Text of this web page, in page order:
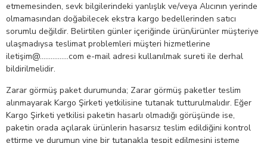
etmemesinden, sevk bilgilerindeki yanlışlık ve/veya Alıcının yerinde
olmamasından doğabilecek ekstra kargo bedellerinden satıcı
sorumlu değildir. Belirtilen günler içeriğinde ürün/ürünler müşteriye
ulaşmadıysa teslimat problemleri müşteri hizmetlerine
iletişim@…………….com e-mail adresi kullanılmak sureti ile derhal
bildirilmelidir.
Zarar görmüş paket durumunda; Zarar görmüş paketler teslim
alınmayarak Kargo Şirketi yetkilisine tutanak tutturulmalıdır. Eğer
Kargo Şirketi yetkilisi paketin hasarlı olmadığı görüşünde ise,
paketin orada açılarak ürünlerin hasarsız teslim edildiğini kontrol
ettirme ve durumun yine bir tutanakla tespit edilmesini isteme